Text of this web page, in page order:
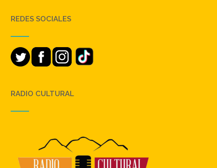
REDES SOCIALES
RADIO CULTURAL